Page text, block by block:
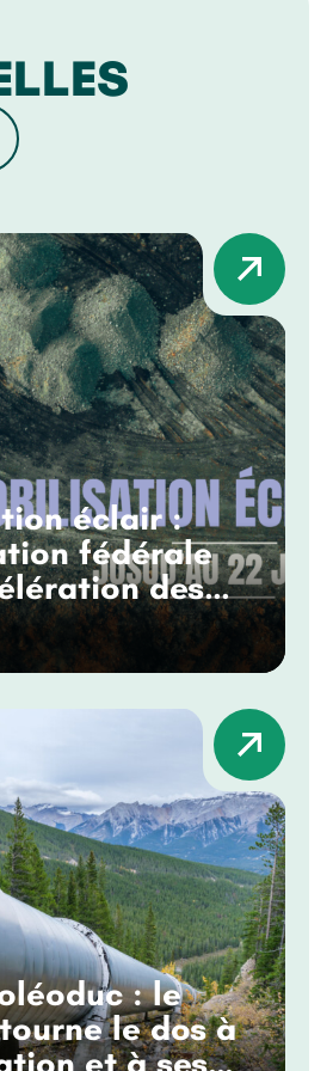
éclair :
fédérale
des
: le
le dos à
et à ses